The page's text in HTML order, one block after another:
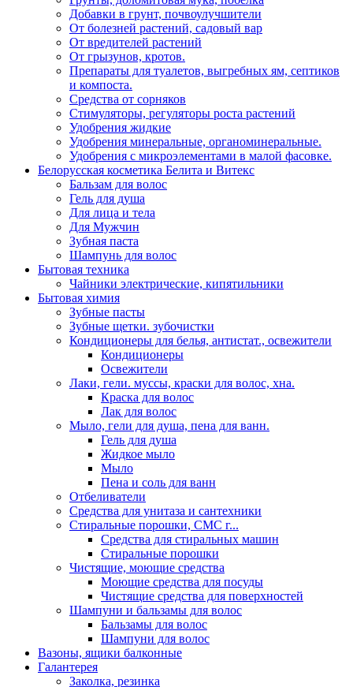
Добавки в грунт, почвоулучшители
От болезней растений, садовый вар
От вредителей растений
От грызунов, кротов.
Препараты для туалетов, выгребных ям, септиков
и компоста.
Средства от сорняков
Стимуляторы, регуляторы роста растений
Удобрения жидкие
Удобрения минеральные, органоминеральные.
Удобрения с микроэлементами в малой фасовке.
Белорусская косметика Белита и Витекс
Бальзам для волос
Гель для душа
Для лица и тела
Для Мужчин
Зубная паста
Шампунь для волос
Бытовая техника
Чайники электрические, кипятильники
Бытовая химия
Зубные пасты
Зубные щетки. зубочистки
Кондиционеры для белья, антистат., освежители
Кондиционеры
Освежители
Лаки, гели. муссы, краски для волос, хна.
Краска для волос
Лак для волос
Мыло, гели для душа, пена для ванн.
Гель для душа
Жидкое мыло
Мыло
Пена и соль для ванн
Отбеливатели
Средства для унитаза и сантехники
Стиральные порошки, СМС г...
Средства для стиральных машин
Стиральные порошки
Чистящие, моющие средства
Моющие средства для посуды
Чистящие средства для поверхностей
Шампуни и бальзамы для волос
Бальзамы для волос
Шампуни для волос
Вазоны, ящики балконные
Галантерея
Заколка, резинка